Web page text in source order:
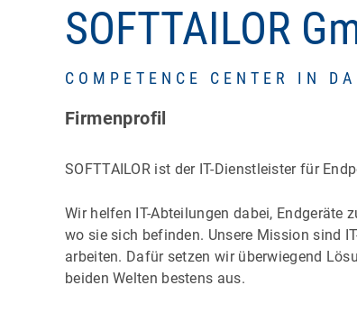
SOFTTAILOR
COMPETENCE CENTER IN
Firmenprofil
SOFTTAILOR ist der IT-Dienstleister für
Wir helfen IT-Abteilungen dabei, Endgeräte
wo sie sich befinden. Unsere Mission sind
arbeiten. Dafür setzen wir überwiegend
beiden Welten bestens aus.